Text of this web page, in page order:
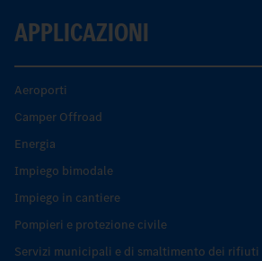
APPLICAZIONI
Aeroporti
Camper Offroad
Energia
Impiego bimodale
Impiego in cantiere
Pompieri e protezione civile
Servizi municipali e di smaltimento dei rifiuti